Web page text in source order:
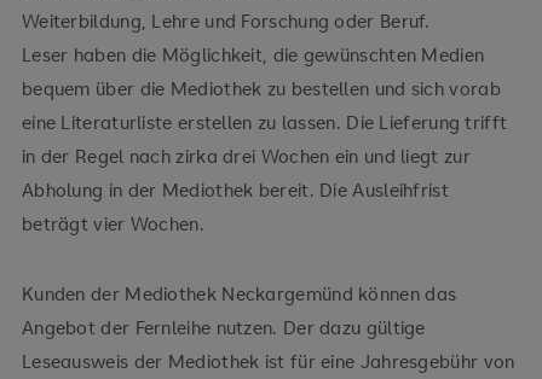
Weiterbildung, Lehre und Forschung oder Beruf.
Leser haben die Möglichkeit, die gewünschten Medien
bequem über die Mediothek zu bestellen und sich vorab
eine Literaturliste erstellen zu lassen. Die Lieferung trifft
in der Regel nach zirka drei Wochen ein und liegt zur
Abholung in der Mediothek bereit. Die Ausleihfrist
beträgt vier Wochen.
Kunden der Mediothek Neckargemünd können das
Angebot der Fernleihe nutzen. Der dazu gültige
Leseausweis der Mediothek ist für eine Jahresgebühr von